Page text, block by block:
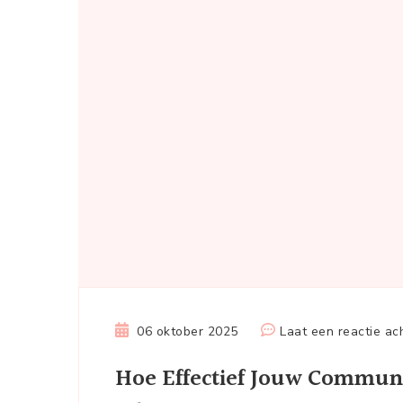
06 oktober 2025 Laat een reactie
Hoe Effectief Jouw